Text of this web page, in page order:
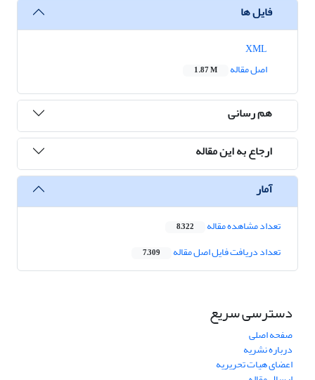
فایل ها
اصل مقاله
1.87 M
هم رسانی
ارجاع به این مقاله
آمار
تعداد مشاهده مقاله 8,322
تعداد دریافت فایل اصل مقاله 7,309
دسترسی سریع
صفحه اصلی
درباره نشریه
اعضای هیات تحریریه